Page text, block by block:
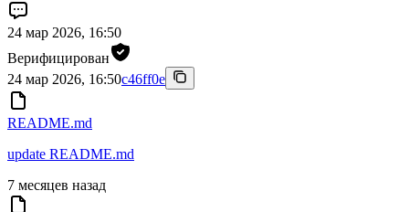
24 мар 2026, 16:50
Верифицирован
24 мар 2026, 16:50c46ff0e
README.md
update README.md
7 месяцев назад